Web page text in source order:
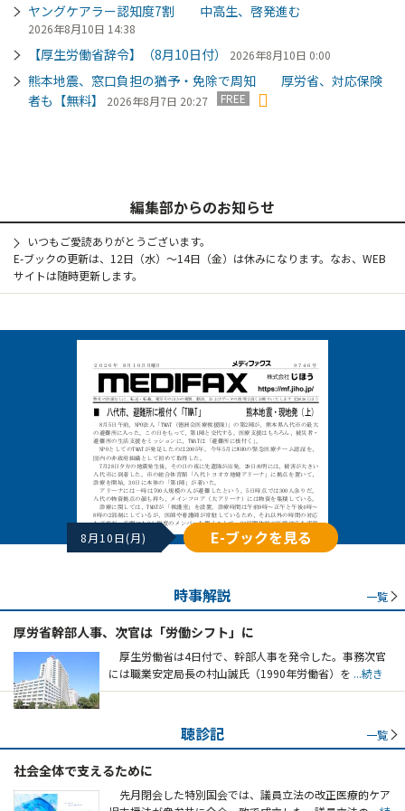
ヤングケアラー認知度7割 中高生、啓発進む
2026年8月10日 14:38
【厚生労働省辞令】（8月10日付） 2026年8月10日 0:00
熊本地震、窓口負担の猶予・免除で周知 厚労省、対応保険
者も【無料】
2026年8月7日 20:27 FREE
編集部からのお知らせ
いつもご愛読ありがとうございます。
E-ブックの更新は、12日（水）～14日（金）は休みになります。なお、WEB
サイトは随時更新します。
8月10日(月) E-ブックを見る
時事解説 一覧
厚労省幹部人事、次官は「労働シフト」に
厚生労働省は4日付で、幹部人事を発令した。事務次官
には職業安定局長の村山誠氏（1990年労働省）を ...続き
聴診記 一覧
社会全体で支えるために
先月閉会した特別国会では、議員立法の改正医療的ケア